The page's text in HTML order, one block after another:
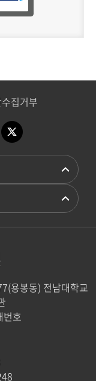
집거부
용봉동) 전남대학교
호